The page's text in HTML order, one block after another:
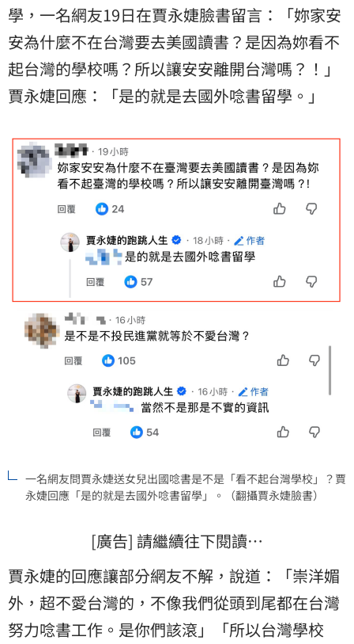
學，一名網友19日在賈永婕臉書留言：「妳家安
安為什麼不在台灣要去美國讀書？是因為妳看不
起台灣的學校嗎？所以讓安安離開台灣嗎？！」
賈永婕回應：「是的就是去國外唸書留學。」
一名網友問賈永婕送女兒出國唸書是不是「看不起台灣學校」？賈
永婕回應「是的就是去國外唸書留學」。（翻攝賈永婕臉書）
[廣告] 請繼續往下閱讀…
賈永婕的回應讓部分網友不解，說道：「崇洋媚
外，超不愛台灣的，不像我們從頭到尾都在台灣
努力唸書工作。是你們該滾」「所以台灣學校